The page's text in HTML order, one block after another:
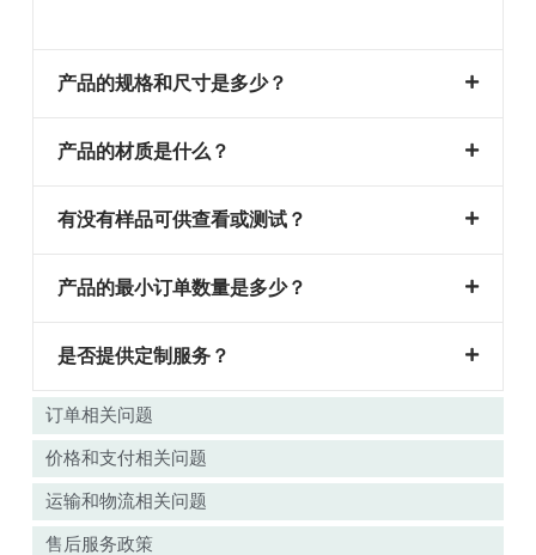
订单相关问题
价格和支付相关问题
运输和物流相关问题
售后服务政策
产品的规格和尺寸是多少？
产品的材质是什么？
有没有样品可供查看或测试？
产品的最小订单数量是多少？
是否提供定制服务？